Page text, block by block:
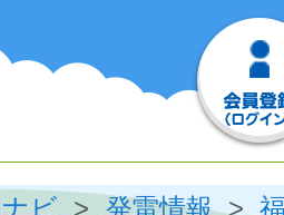
ビ 発雷情報